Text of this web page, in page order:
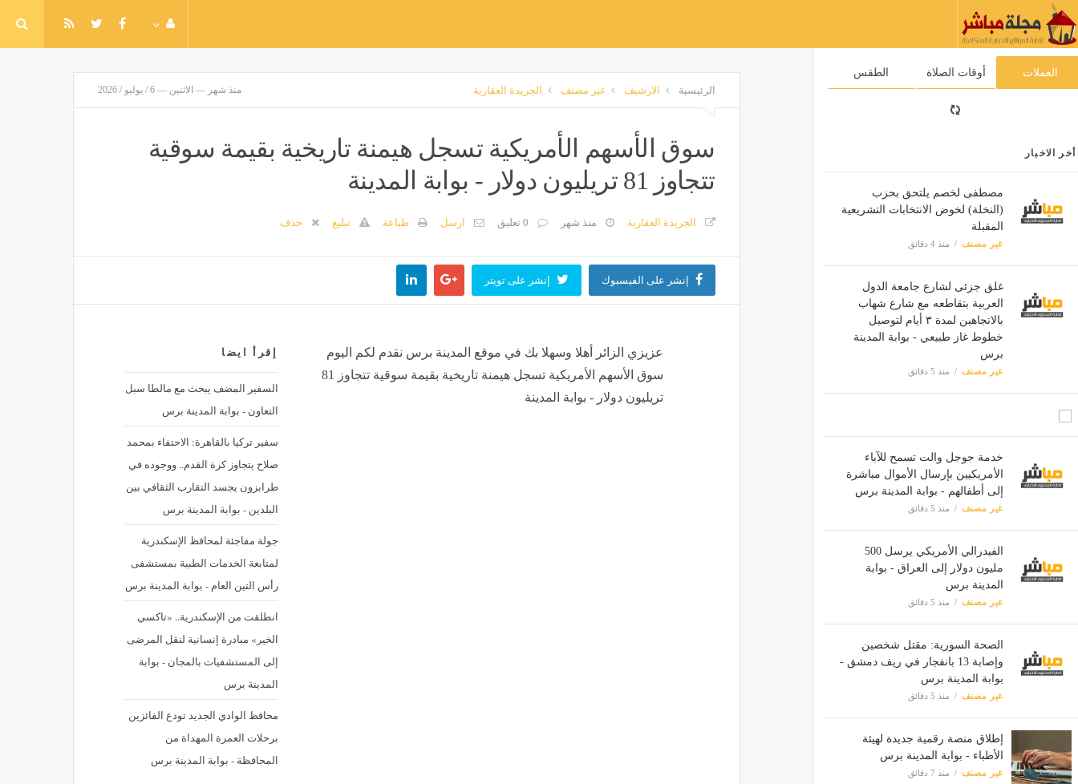
العملات أوقات الصلاة الطقس
أخر الاخبار
مصطفى لخصم يلتحق بحزب
(النخلة) لخوض الانتخابات التشريعية
المقبلة
غير مصنف منذ 4 دقائق
غلق جزئى لشارع جامعة الدول
العربية بتقاطعه مع شارع شهاب
بالاتجاهين لمدة ٣ أيام لتوصيل
خطوط غاز طبيعي - بوابة المدينة
برس
غير مصنف منذ 5 دقائق
خدمة جوجل والت تسمح للآباء
الأمريكيين بإرسال الأموال مباشرة
إلى أطفالهم - بوابة المدينة برس
غير مصنف منذ 5 دقائق
الفيدرالي الأمريكي يرسل 500
مليون دولار إلى العراق - بوابة
المدينة برس
غير مصنف منذ 5 دقائق
الصحة السورية: مقتل شخصين
وإصابة 13 بانفجار في ريف دمشق -
بوابة المدينة برس
غير مصنف منذ 5 دقائق
إطلاق منصة رقمية جديدة لهيئة
الأطباء - بوابة المدينة برس
غير مصنف منذ 7 دقائق
الرئيسية الارشيف غير مصنف الجريدة العقارية منذ شهر — الاثنين — 6 / يوليو / 2026
سوق الأسهم الأمريكية تسجل هيمنة تاريخية بقيمة سوقية
تتجاوز 81 تريليون دولار - بوابة المدينة
الجريدة العقارية منذ شهر 0 تعليق ارسل طباعة تبليغ حذف
إنشر على الفيسبوك إنشر على تويتر
إقرأ ايضا
السفير المضف يبحث مع مالطا سبل
التعاون - بوابة المدينة برس
سفير تركيا بالقاهرة: الاحتفاء بمحمد
صلاح يتجاوز كرة القدم.. ووجوده في
طرابزون يجسد التقارب الثقافي بين
البلدين - بوابة المدينة برس
جولة مفاجئة لمحافظ الإسكندرية
لمتابعة الخدمات الطبية بمستشفى
رأس التين العام - بوابة المدينة برس
انطلقت من الإسكندرية.. «تاكسي
الخير» مبادرة إنسانية لنقل المرضى
إلى المستشفيات بالمجان - بوابة
المدينة برس
محافظ الوادي الجديد تودع الفائزين
برحلات العمرة المهداة من
المحافظة - بوابة المدينة برس
عزيزي الزائر أهلا وسهلا بك في موقع المدينة برس نقدم لكم اليوم
سوق الأسهم الأمريكية تسجل هيمنة تاريخية بقيمة سوقية تتجاوز 81
تريليون دولار - بوابة المدينة